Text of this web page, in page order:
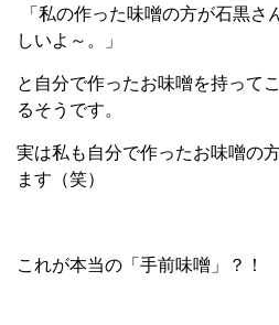
「私の作った味噌の方が石黒さ
しいよ～。」
と自分で作ったお味噌を持って
るそうです。
実は私も自分で作ったお味噌の
ます（笑）
これが本当の「手前味噌」？！